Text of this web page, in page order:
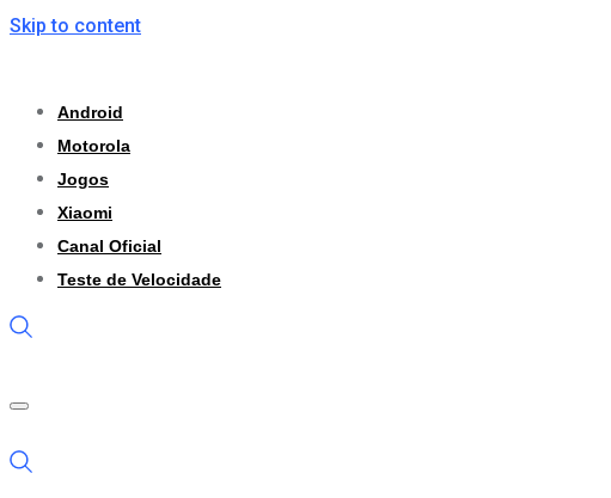
Skip to content
Android
Motorola
Jogos
Xiaomi
Canal Oficial
Teste de Velocidade